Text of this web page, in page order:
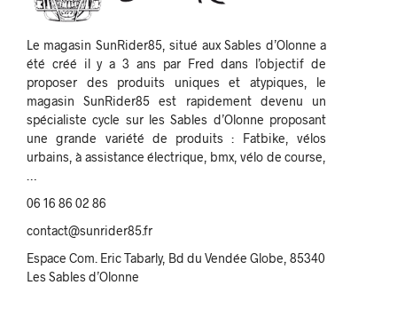
Le magasin SunRider85, situé aux Sables d’Olonne a
été créé il y a 3 ans par Fred dans l’objectif de
proposer des produits uniques et atypiques, le
magasin SunRider85 est rapidement devenu un
spécialiste cycle sur les Sables d’Olonne proposant
une grande variété de produits : Fatbike, vélos
urbains, à assistance électrique, bmx, vélo de course,
06 16 86 02 86
contact@sunrider85.fr
Espace Com. Eric Tabarly, Bd du Vendée Globe, 85340
Les Sables d’Olonne